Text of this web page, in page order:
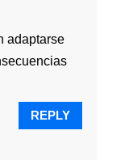
adaptarse
REPLY